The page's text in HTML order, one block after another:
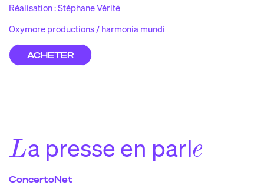
Réalisation : Stéphane Vérité
Oxymore productions / harmonia mundi
ACHETER
La presse en parle
ConcertoNet